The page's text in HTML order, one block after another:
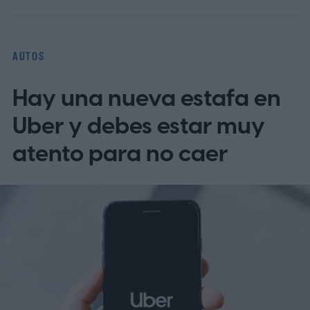
AUTOS
Hay una nueva estafa en
Uber y debes estar muy
atento para no caer